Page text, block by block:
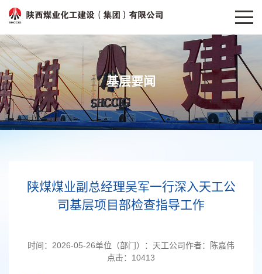
基层要闻
陕煤煤业副总经理吴军一行深入天工公
司基层项目部检查指导工作
时间： 2026-05-26单位（部门）： 天工公司作者：
陈嘉伟
点击： 10413